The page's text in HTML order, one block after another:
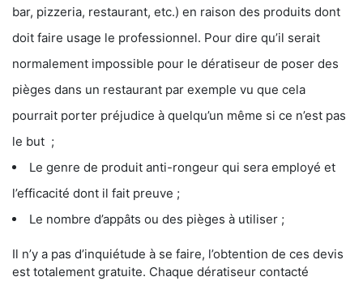
bar, pizzeria, restaurant, etc.) en raison des produits dont
doit faire usage le professionnel. Pour dire qu’il serait
normalement impossible pour le dératiseur de poser des
pièges dans un restaurant par exemple vu que cela
pourrait porter préjudice à quelqu’un même si ce n’est pas
le but ;
Le genre de produit anti-rongeur qui sera employé et
l’efficacité dont il fait preuve ;
Le nombre d’appâts ou des pièges à utiliser ;
Il n’y a pas d’inquiétude à se faire, l’obtention de ces devis
est totalement gratuite. Chaque dératiseur contacté